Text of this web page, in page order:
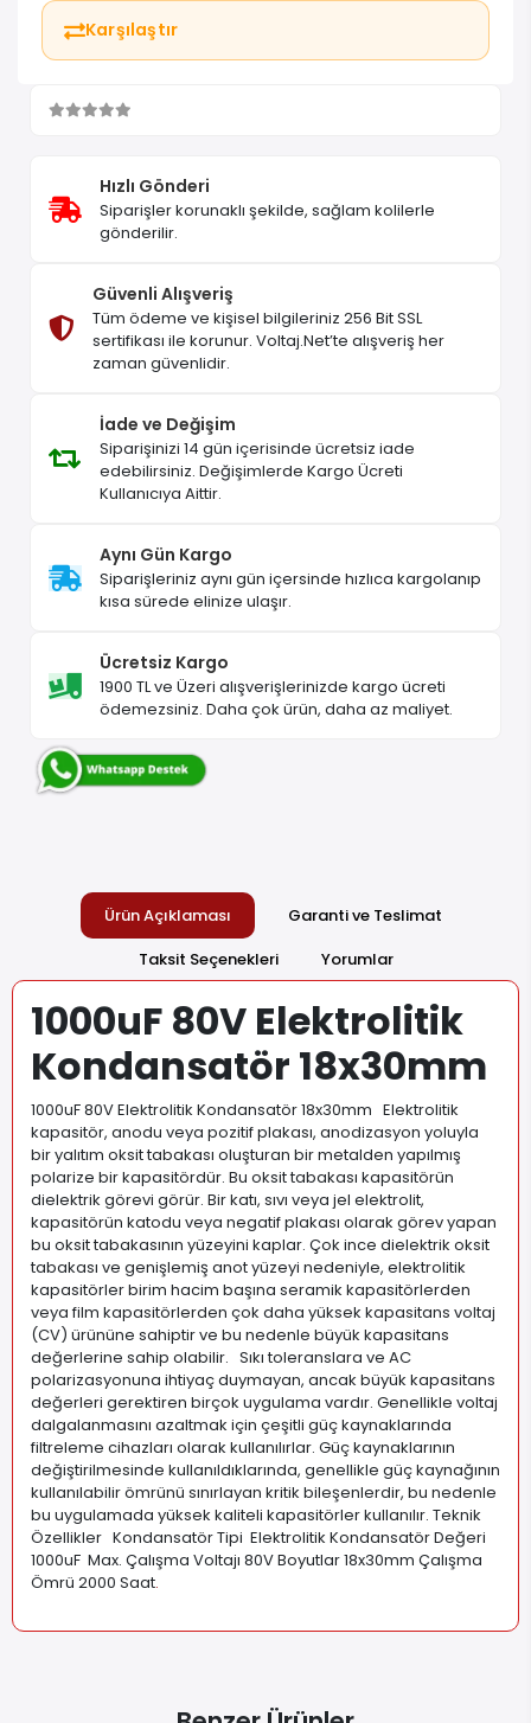
Karşılaştır
Hızlı Gönderi
Siparişler korunaklı şekilde, sağlam kolilerle
gönderilir.
Güvenli Alışveriş
Tüm ödeme ve kişisel bilgileriniz 256 Bit SSL
sertifikası ile korunur. Voltaj.Net’te alışveriş her
zaman güvenlidir.
İade ve Değişim
Siparişinizi 14 gün içerisinde ücretsiz iade
edebilirsiniz. Değişimlerde Kargo Ücreti
Kullanıcıya Aittir.
Aynı Gün Kargo
Siparişleriniz aynı gün içersinde hızlıca kargolanıp
kısa sürede elinize ulaşır.
Ücretsiz Kargo
1900 TL ve Üzeri alışverişlerinizde kargo ücreti
ödemezsiniz. Daha çok ürün, daha az maliyet.
Ürün Açıklaması
Garanti ve Teslimat
Taksit Seçenekleri
Yorumlar
1000uF 80V Elektrolitik
Kondansatör 18x30mm
1000uF 80V Elektrolitik Kondansatör 18x30mm Elektrolitik
kapasitör, anodu veya pozitif plakası, anodizasyon yoluyla
bir yalıtım oksit tabakası oluşturan bir metalden yapılmış
polarize bir kapasitördür. Bu oksit tabakası kapasitörün
dielektrik görevi görür. Bir katı, sıvı veya jel elektrolit,
kapasitörün katodu veya negatif plakası olarak görev yapan
bu oksit tabakasının yüzeyini kaplar. Çok ince dielektrik oksit
tabakası ve genişlemiş anot yüzeyi nedeniyle, elektrolitik
kapasitörler birim hacim başına seramik kapasitörlerden
veya film kapasitörlerden çok daha yüksek kapasitans voltaj
(CV) ürününe sahiptir ve bu nedenle büyük kapasitans
değerlerine sahip olabilir. Sıkı toleranslara ve AC
polarizasyonuna ihtiyaç duymayan, ancak büyük kapasitans
değerleri gerektiren birçok uygulama vardır. Genellikle voltaj
dalgalanmasını azaltmak için çeşitli güç kaynaklarında
filtreleme cihazları olarak kullanılırlar. Güç kaynaklarının
değiştirilmesinde kullanıldıklarında, genellikle güç kaynağının
kullanılabilir ömrünü sınırlayan kritik bileşenlerdir, bu nedenle
bu uygulamada yüksek kaliteli kapasitörler kullanılır. Teknik
Özellikler Kondansatör Tipi Elektrolitik Kondansatör Değeri
1000uF Max. Çalışma Voltajı 80V Boyutlar 18x30mm Çalışma
Ömrü 2000 Saat.